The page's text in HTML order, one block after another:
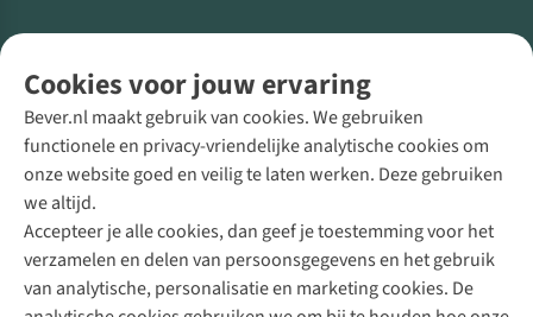
Cookies voor jouw ervaring
Bever.nl maakt gebruik van cookies. We gebruiken
functionele en privacy-vriendelijke analytische cookies om
onze website goed en veilig te laten werken. Deze gebruiken
we altijd.
Accepteer je alle cookies, dan geef je toestemming voor het
verzamelen en delen van persoonsgegevens en het gebruik
van analytische, personalisatie en marketing cookies. De
Direct advies van een Buitenexpert
+31 (0)85 888 50 88
+31 6 12 28 49 80